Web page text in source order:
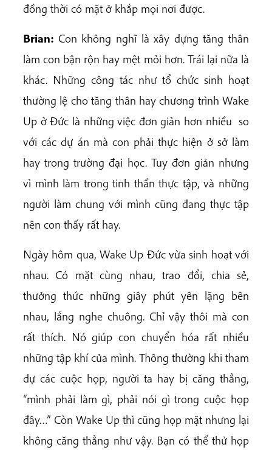
đồng thời có mặt ở khắp mọi nơi được.
Brian: Con không nghĩ là xây dựng tăng thân
làm con bận rộn hay mệt mỏi hơn. Trái lại nữa là
khác. Những công tác như tổ chức sinh hoạt
thường lệ cho tăng thân hay chương trình Wake
Up ở Đức là những việc đơn giản hơn nhiều so
với các dự án mà con phải thực hiện ở sở làm
hay trong trường đại học. Tuy đơn giản nhưng
vì mình làm trong tinh thần thực tập, và những
người làm chung với mình cũng đang thực tập
nên con thấy rất hay.
Ngày hôm qua, Wake Up Đức vừa sinh hoạt với
nhau. Có mặt cùng nhau, trao đổi, chia sẻ,
thưởng thức những giây phút yên lặng bên
nhau, lắng nghe chuông. Chỉ vậy thôi mà con
rất thích. Nó giúp con chuyển hóa rất nhiều
những tập khí của mình. Thông thường khi tham
dự các cuộc họp, người ta hay bị căng thẳng,
“mình phải làm gì, phải nói gì trong cuộc họp
đây…” Còn Wake Up thì cũng họp mặt nhưng lại
không căng thẳng như vậy. Bạn có thể thử họp